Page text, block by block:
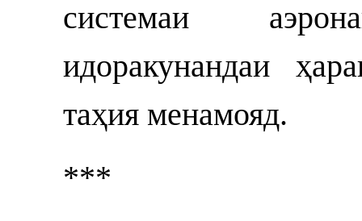
системаи
идоракунандаи
таҳия менамояд.
***